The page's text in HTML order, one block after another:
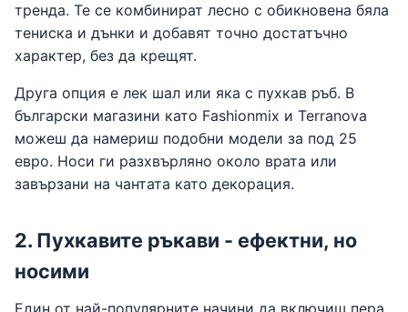
тренда. Те се комбинират лесно с обикновена бяла
тениска и дънки и добавят точно достатъчно
характер, без да крещят.
Друга опция е лек шал или яка с пухкав ръб. В
български магазини като Fashionmix и Terranova
можеш да намериш подобни модели за под 25
евро. Носи ги разхвърляно около врата или
завързани на чантата като декорация.
2. Пухкавите ръкави - ефектни, но
носими
Един от най-популярните начини да включиш пера